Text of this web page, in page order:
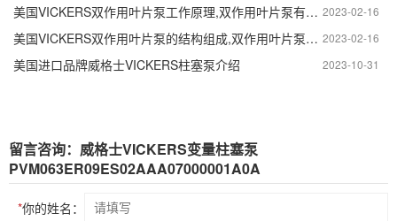
2023-02-16
美国VICKERS双作用叶片泵工作原理,双作用叶片泵有哪些部分组成
2023-02-16
美国VICKERS双作用叶片泵的结构组成,双作用叶片泵结构特点
2023-10-31
美国进口品牌威格士VICKERS柱塞泵介绍
留言咨询：威格士VICKERS变量柱塞泵
PVM063ER09ES02AAA07000001A0A
*你的姓名：